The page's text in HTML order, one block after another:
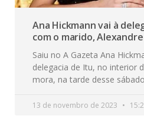
Ana Hickmann vai à
com o marido,
Saiu no A Gazeta Ana
delegacia de Itu, no interior
mora, na tarde desse
13 de novembro de 2023